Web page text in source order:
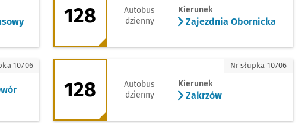
128
Autobus
dzienny
Kierunek
Zajezdnia Obornicka
(P+R)
10706 128 - kierunek Zakrzów
128
Autobus
dzienny
Kierunek
Zakrzów
Nr słupka 10706